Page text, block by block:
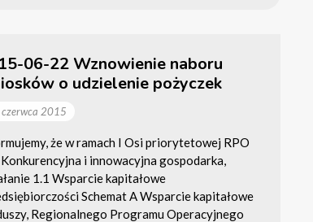
06-22 Wznowienie naboru
o udzielenie pożyczek
2015
że w ramach I Osi priorytetowej RPO
i innowacyjna gospodarka,
1.1 Wsparcie kapitałowe
Schemat A Wsparcie kapitałowe
Regionalnego Programu Operacyjnego